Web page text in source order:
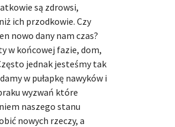
są zdrowsi,
ich przodkowie. Czy
nowo dany nam czas?
w końcowej fazie, dom,
jednak jesteśmy tak
w pułapkę nawyków i
wyzwań które
naszego stanu
nowych rzeczy, a